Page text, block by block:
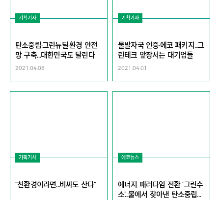
기획기사
탄소중립·그린뉴딜·환경 안전
망 구축…대한민국도 달린다
2021.04.08
기획기사
물발자국 인증·에코 패키지...그
린테크 앞장서는 대기업들
2021.04.01
기획기사
“친환경이라면...비싸도 산다”
에코뉴스
에너지 패러다임 전환 ‘그린수
소’...물에서 찾아낸 탄소중립시